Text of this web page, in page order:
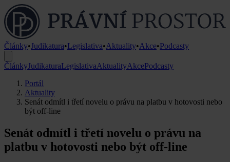
Články•Judikatura•Legislativa•Aktuality•Akce•Podcasty
ČlánkyJudikaturaLegislativaAktualityAkcePodcasty
Portál
Aktuality
Senát odmítl i třetí novelu o právu na platbu v hotovosti nebo
být off-line
Senát odmítl i třetí novelu o právu na
platbu v hotovosti nebo být off-line